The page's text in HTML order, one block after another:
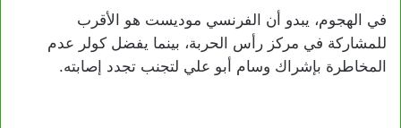
في الهجوم، يبدو أن الفرنسي موديست هو الأقرب
للمشاركة في مركز رأس الحربة، بينما يفضل كولر عدم
المخاطرة بإشراك وسام أبو علي لتجنب تجدد إصابته.